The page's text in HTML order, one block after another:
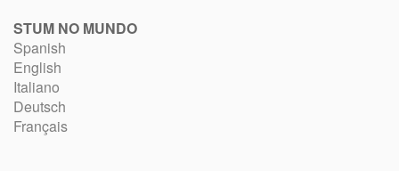
STUM NO MUNDO
Spanish
English
Italiano
Deutsch
Français